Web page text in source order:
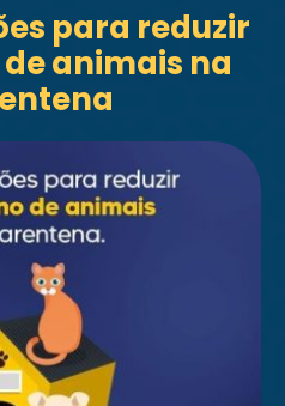
para reduzir
animais na